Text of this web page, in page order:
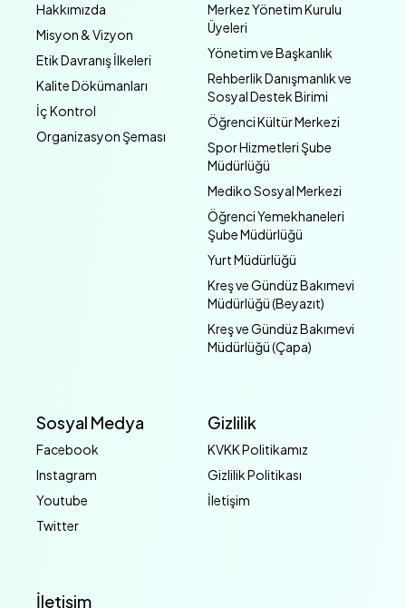
Hakkımızda
Misyon & Vizyon
Etik Davranış İlkeleri
Kalite Dökümanları
İç Kontrol
Organizasyon Şeması
Merkez Yönetim Kurulu
Üyeleri
Yönetim ve Başkanlık
Rehberlik Danışmanlık ve
Sosyal Destek Birimi
Öğrenci Kültür Merkezi
Spor Hizmetleri Şube
Müdürlüğü
Mediko Sosyal Merkezi
Öğrenci Yemekhaneleri
Şube Müdürlüğü
Yurt Müdürlüğü
Kreş ve Gündüz Bakımevi
Müdürlüğü (Beyazıt)
Kreş ve Gündüz Bakımevi
Müdürlüğü (Çapa)
Sosyal Medya
Facebook
Instagram
Youtube
Twitter
Gizlilik
KVKK Politikamız
Gizlilik Politikası
İletişim
İletişim